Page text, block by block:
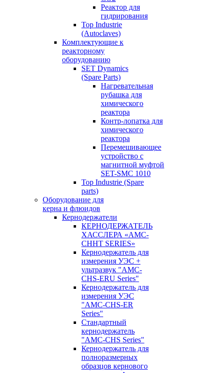
Реактор для
гидрирования
Top Industrie
(Autoclaves)
Комплектующие к
реакторному
оборудованию
SET Dynamics
(Spare Parts)
Нагревательная
рубашка для
химического
реактора
Контр-лопатка для
химического
реактора
Перемешивающее
устройство с
магнитной муфтой
SET-SMC 1010
Top Industrie (Spare
parts)
Оборудование для
керна и флюидов
Кернодержатели
КЕРНОДЕРЖАТЕЛЬ
ХАССЛЕРА «AMC-
CHHT SERIES»
Кернодержатель для
измерения УЭС +
ультразвук "AMC-
CHS-ERU Series"
Кернодержатель для
измерения УЭС
"AMC-CHS-ER
Series"
Стандартный
кернодержатель
"AMC-CHS Series"
Кернодержатель для
полноразмерных
образцов кернового